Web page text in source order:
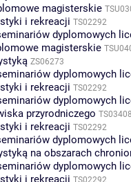
magisterskie
i rekreacji TS02292
dyplomowych
magisterskie
ZS06273
dyplomowych
i rekreacji TS02292
dyplomowych
przyrodniczego TS03408
i rekreacji TS02292
dyplomowych
na obszarach
dyplomowych
i rekreacji